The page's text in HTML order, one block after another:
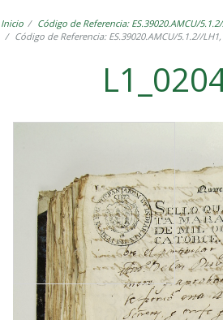
Inicio
Código de Referencia: ES.39020.AMCU/
Código de Referencia: ES.39020.AMCU/5.1.2//